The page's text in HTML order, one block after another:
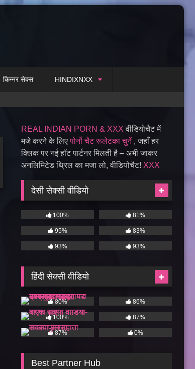
किन्नर सेक्स HINDIXNXX
REAL INDIAN PORN & XXX वीडियोचैट में
मजे करने के लिएपोर्नो चैट रूलेटका चुनें, जहाँ हर
क्लिक पर नई हॉट पार्टनर मिलती है – अभी जाकर
अनलिमिटेड थ्रिल का मजा लो, वीडियोचैट! XXX
देसी सेक्सी वीडियो
100% 81%
95% 83%
93% 93%
हिंदी सेक्सी वीडियो
80% 86%
100% 87%
87% 0%
Best Partner Hub